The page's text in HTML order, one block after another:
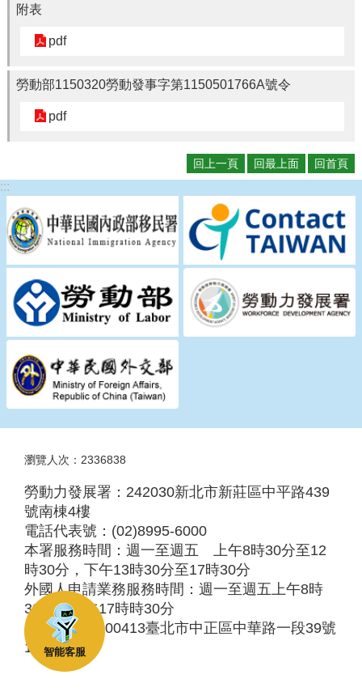
智能客服
附表
pdf
勞動部1150320勞動發事字第1150501766A號令
pdf
回上一頁 回最上面 回首頁
:::
瀏覽人次：2336838
勞動力發展署：242030新北市新莊區中平路439
號南棟4樓
電話代表號：(02)8995-6000
本署服務時間：週一至週五 上午8時30分至12
時30分，下午13時30分至17時30分
外國人申請業務服務時間：週一至週五上午8時
30分至下午17時時30分
服務地址：100413臺北市中正區中華路一段39號
10樓